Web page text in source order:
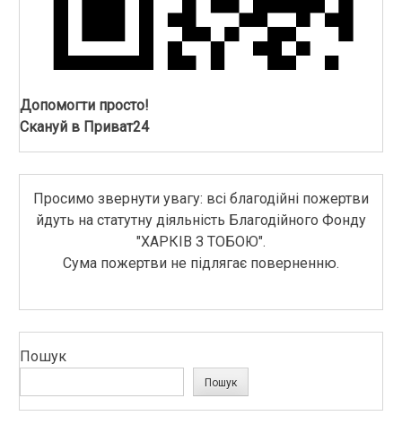
Допомогти просто!
Скануй в Приват24
Просимо звернути увагу: всі благодійні пожертви
йдуть на статутну діяльність Благодійного Фонду
"ХАРКІВ З ТОБОЮ".
Сума пожертви не підлягає поверненню.
Пошук
Пошук